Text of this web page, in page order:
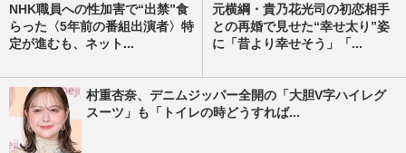
NHK職員への性加害で“出禁”食
らった〈5年前の番組出演者〉特
定が進むも、ネット...
元横綱・貴乃花光司の初恋相手
との再婚で見せた“幸せ太り”姿
に「昔より幸せそう」「...
村重杏奈、デニムジッパー全開の「大胆V字ハイレグ
スーツ」も「トイレの時どうすれば...